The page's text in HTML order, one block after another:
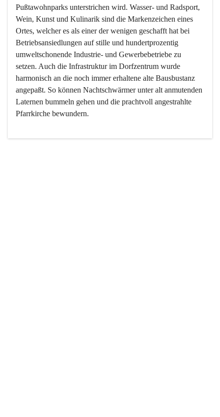
Pußtawohnparks unterstrichen wird. Wasser- und Radsport,
Wein, Kunst und Kulinarik sind die Markenzeichen eines
Ortes, welcher es als einer der wenigen geschafft hat bei
Betriebsansiedlungen auf stille und hundertprozentig
umweltschonende Industrie- und Gewerbebetriebe zu
setzen. Auch die Infrastruktur im Dorfzentrum wurde
harmonisch an die noch immer erhaltene alte Bausbustanz
angepaßt. So können Nachtschwärmer unter alt anmutenden
Laternen bummeln gehen und die prachtvoll angestrahlte
Pfarrkirche bewundern.
Der Weinbau dominert heute nicht mehr, ist aber integrativer